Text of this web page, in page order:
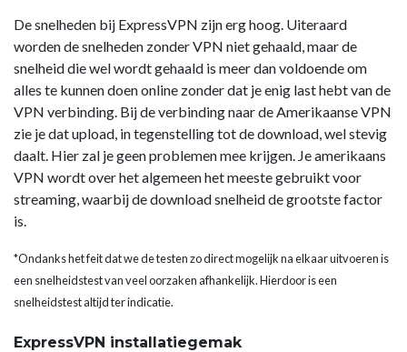
De snelheden bij ExpressVPN zijn erg hoog. Uiteraard
worden de snelheden zonder VPN niet gehaald, maar de
snelheid die wel wordt gehaald is meer dan voldoende om
alles te kunnen doen online zonder dat je enig last hebt van de
VPN verbinding. Bij de verbinding naar de Amerikaanse VPN
zie je dat upload, in tegenstelling tot de download, wel stevig
daalt. Hier zal je geen problemen mee krijgen. Je amerikaans
VPN wordt over het algemeen het meeste gebruikt voor
streaming, waarbij de download snelheid de grootste factor
is.
*Ondanks het feit dat we de testen zo direct mogelijk na elkaar uitvoeren is
een snelheidstest van veel oorzaken afhankelijk. Hierdoor is een
snelheidstest altijd ter indicatie.
ExpressVPN installatiegemak